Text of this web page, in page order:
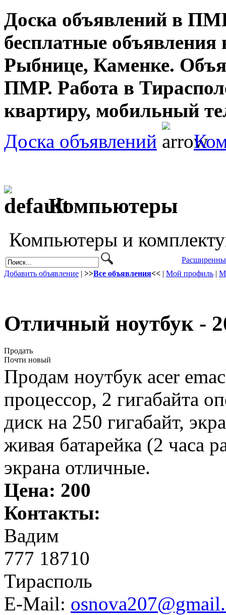
Доска объявлений в
бесплатные объявления
Рыбнице, Каменке.
ПМР. Работа в
квартиру, мобильный
Доска объявлений
Компьютеры
Компьютеры и
Добавить объявление | >>Все объявления<< | Мой профиль |
Отличный ноутбук -
Продать
Почти новый
Продам ноутбук acer
процессор, 2 гигабайта
диск на 250 гигабайт,
живая батарейка (2 часа
экрана отличные.
Цена: 200
Контакты:
Вадим
777 18710
Тирасполь
E-Mail: